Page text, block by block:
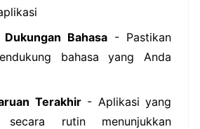
Dukungan Bahasa - Pastikan
bahasa yang Anda
Terakhir- Aplikasi yang
secara rutin menunjukkan